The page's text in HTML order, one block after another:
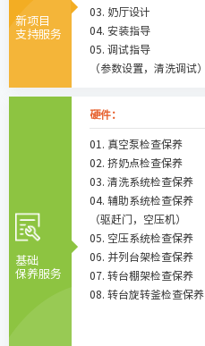
新项目
支持服务
03. 奶厅设计
04. 安装指导
05. 调试指导
（参数设置，清洗调试）
基础
保养服务
硬件：
01. 真空泵检查保养
02. 挤奶点检查保养
03. 清洗系统检查保养
04. 辅助系统检查保养
（驱赶门，空压机）
05. 空压系统检查保养
06. 并列台架检查保养
07. 转台棚架检查保养
08. 转台旋转釜检查保养